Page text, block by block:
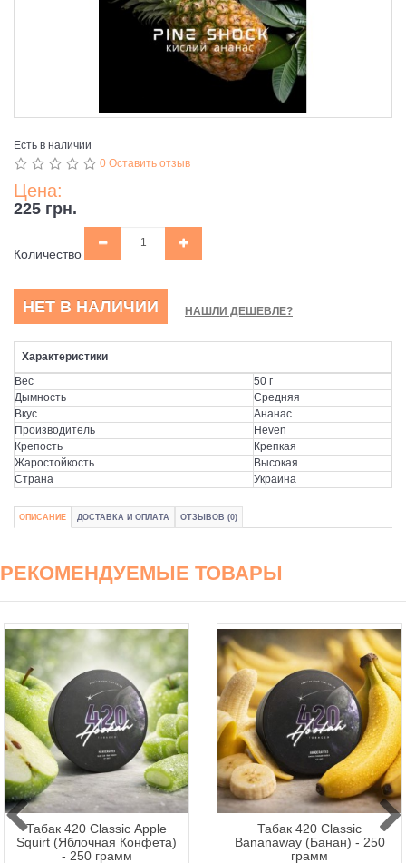
Есть в наличии
0 Оставить отзыв
Цена:
225 грн.
Количество
НЕТ В НАЛИЧИИ НАШЛИ ДЕШЕВЛЕ?
Характеристики
Вес
50 г
Дымность
Средняя
Вкус
Ананас
Производитель
Heven
Крепость
Крепкая
Жаростойкость
Высокая
Страна
Украина
ОПИСАНИЕ ДОСТАВКА И ОПЛАТА ОТЗЫВОВ (0)
РЕКОМЕНДУЕМЫЕ ТОВАРЫ
Табак 420 Classic Apple
Squirt (Яблочная Конфета)
- 250 грамм
Табак 420 Classic
Bananaway (Банан) - 250
грамм